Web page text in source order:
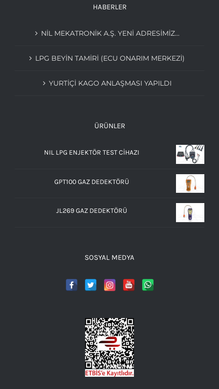
HABERLER
NIL MEKATRONIK A.Ş. YENI ADRESIMIZ…
LPG BEYIN TAMIRI (ECU ONARIM MERKEZI)
YURTİÇİ KAGO ANLAŞMASI YAPILDI
ÜRÜNLER
NIL LPG ENJEKTÖR TEST CİHAZI
GPT100 GAZ DEDEKTÖRÜ
JL269 GAZ DEDEKTÖRÜ
SOSYAL MEDYA